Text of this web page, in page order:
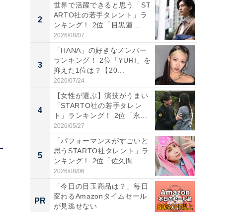
2
世界で活躍できると思う「ST
ARTO社の若手タレント」ラ
ンキング！ 2位「目黒蓮...
2026/08/07
3
「HANA」の好きなメンバー
ランキング！ 2位「YURI」を
抑えた1位は？【20...
2026/07/24
4
【女性が選ぶ】演技がうまい
「STARTO社の若手タレン
ト」ランキング！ 2位「永...
2026/05/27
5
「パフォーマンスがすごいと
思うSTARTO社タレント」ラ
ンキング！ 2位「佐久間...
2026/08/06
PR
「今日の目玉商品は？」毎日
変わるAmazonタイムセール
が見逃せない